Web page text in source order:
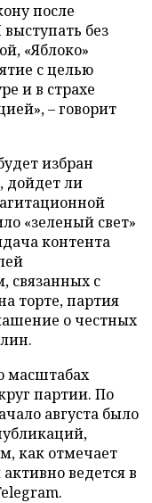
после
без
«Яблоко»
с целью
и в страхе
– говорит
избран
дойдет ли
«зеленый свет»
контента
связанных с
торте, партия
о честных
масштабах
партии. По
августа было
как отмечает
ведется в